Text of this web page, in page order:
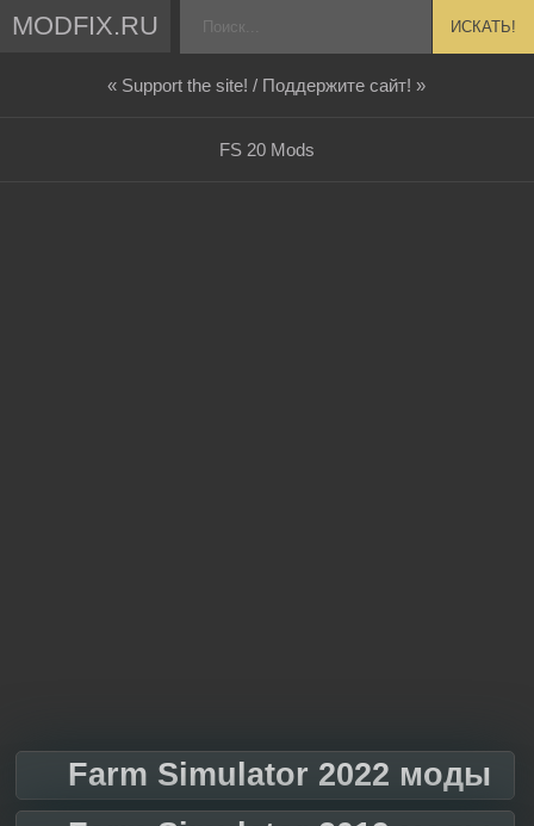
MODFIX.RU ИСКАТЬ!
« Support the site! / Поддержите сайт! »
FS 20 Mods
Farm Simulator 2022 моды